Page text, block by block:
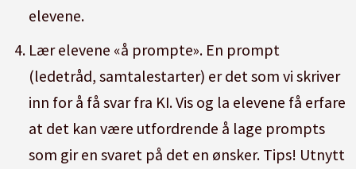
elevene.
Lær elevene «å prompte». En prompt
(ledetråd, samtalestarter) er det som vi skriver
inn for å få svar fra KI. Vis og la elevene få erfare
at det kan være utfordrende å lage prompts
som gir en svaret på det en ønsker. Tips! Utnytt